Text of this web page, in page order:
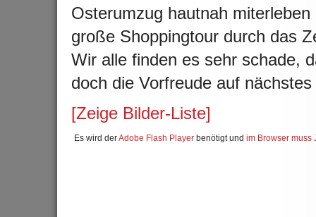
Osterumzug hautnah
große Shoppingtour durch das
Wir alle finden es sehr schade,
doch die Vorfreude auf
[Zeige Bilder-Liste]
Es wird derAdobe Flash Playerbenötigt und im Browser muss